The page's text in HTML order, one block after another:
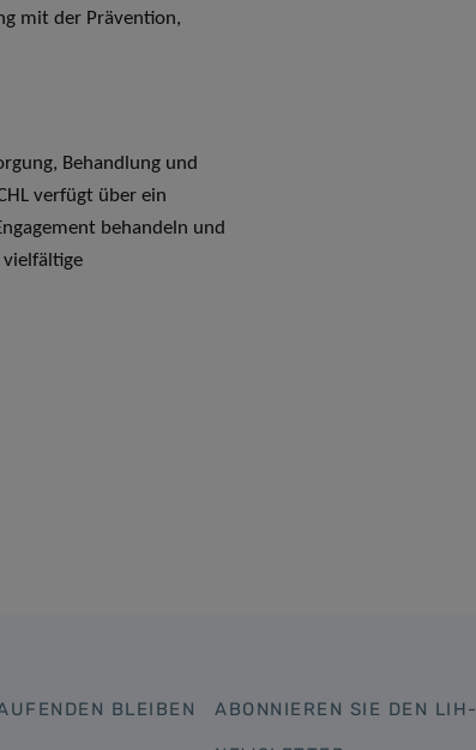
mit der Prävention,
Behandlung und
verfügt über ein
behandeln und
vielfältige
BLEIBEN ABONNIEREN SIE DEN LIH-